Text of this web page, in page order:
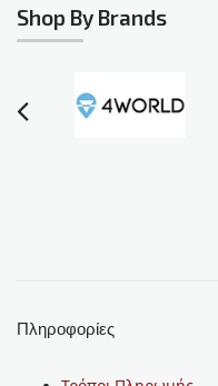
Shop By Brands
Πληροφορίες